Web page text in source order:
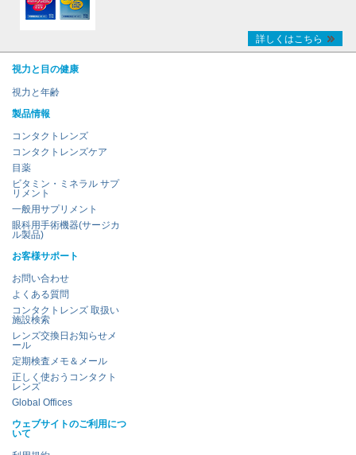
詳しくはこちら
視力と目の健康
視力と年齢
製品情報
コンタクトレンズ
コンタクトレンズケア
目薬
ビタミン・ミネラル サプ
リメント
一般用サプリメント
眼科用手術機器(サージカ
ル製品)
お客様サポート
お問い合わせ
よくある質問
コンタクトレンズ 取扱い
施設検索
レンズ交換日お知らせメ
ール
定期検査メモ＆メール
正しく使おうコンタクト
レンズ
Global Offices
ウェブサイトのご利用につ
いて